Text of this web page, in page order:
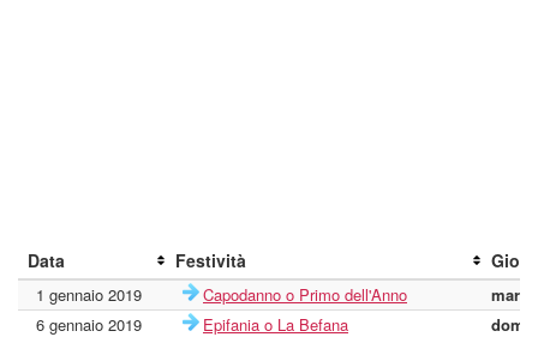
Data Festività
1 gennaio 2019 Capodanno o Primo dell'Anno
6 gennaio 2019
Epifania o La Befana